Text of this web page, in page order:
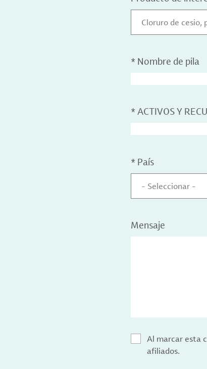
Cloruro de cesio,
* Nombre de pila
*ACTIVOS Y
* País
- Seleccionar -
Mensaje
Al marcar esta
afiliados.